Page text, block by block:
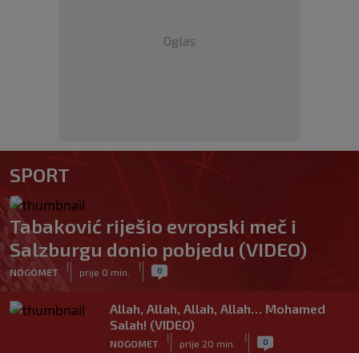
Oglas
SPORT
Tabaković riješio evropski meč i
Salzburgu donio pobjedu (VIDEO)
NOGOMET
|
prije 0 min.
| 0
Allah, Allah, Allah, Allah… Mohamed
Salah! (VIDEO)
NOGOMET
|
prije 20 min.
| 0